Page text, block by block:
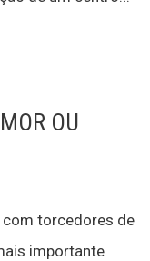
OU
torcedores de
importante